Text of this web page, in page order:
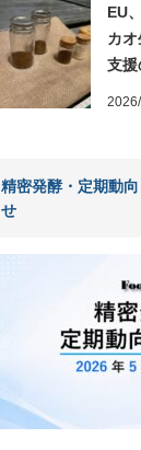
EU
カ
支
精密発酵・定期動
せ